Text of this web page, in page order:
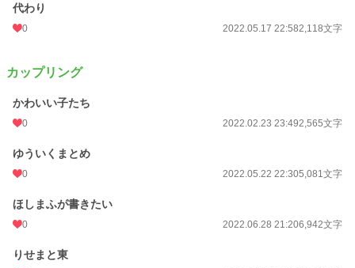
代わり
0 2022.05.17 22:582,118文字
カップリング
かわいい子たち
0 2022.02.23 23:492,565文字
ゆういくまとめ
0 2022.05.22 22:305,081文字
ほしまふが書きたい
0 2022.06.28 21:206,942文字
りせまと東